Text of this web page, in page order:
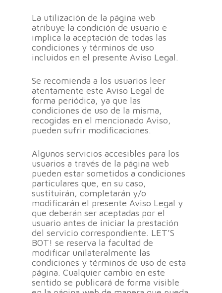
La utilización de la página web
atribuye la condición de usuario e
implica la aceptación de todas las
condiciones y términos de uso
incluidos en el presente Aviso Legal.
Se recomienda a los usuarios leer
atentamente este Aviso Legal de
forma periódica, ya que las
condiciones de uso de la misma,
recogidas en el mencionado Aviso,
pueden sufrir modificaciones.
Algunos servicios accesibles para los
usuarios a través de la página web
pueden estar sometidos a condiciones
particulares que, en su caso,
sustituirán, completarán y/o
modificarán el presente Aviso Legal y
que deberán ser aceptadas por el
usuario antes de iniciar la prestación
del servicio correspondiente. LET’S
BOT! se reserva la facultad de
modificar unilateralmente las
condiciones y términos de uso de esta
página. Cualquier cambio en este
sentido se publicará de forma visible